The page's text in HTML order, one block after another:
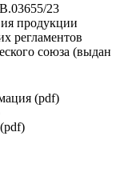
23
продукции
регламентов
союза (выдан
(pdf)